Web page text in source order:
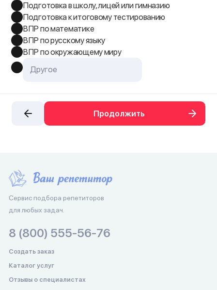
Подготовка в школу, лицей или гимназию
Подготовка к итоговому тестированию
ВПР по математике
ВПР по русскому языку
ВПР по окружающему миру
Продолжить
Сервис подбора репетиторов
для любых задач.
Создать заказ
Каталог услуг
Отзывы о специалистах
8 (800) 555-56-76